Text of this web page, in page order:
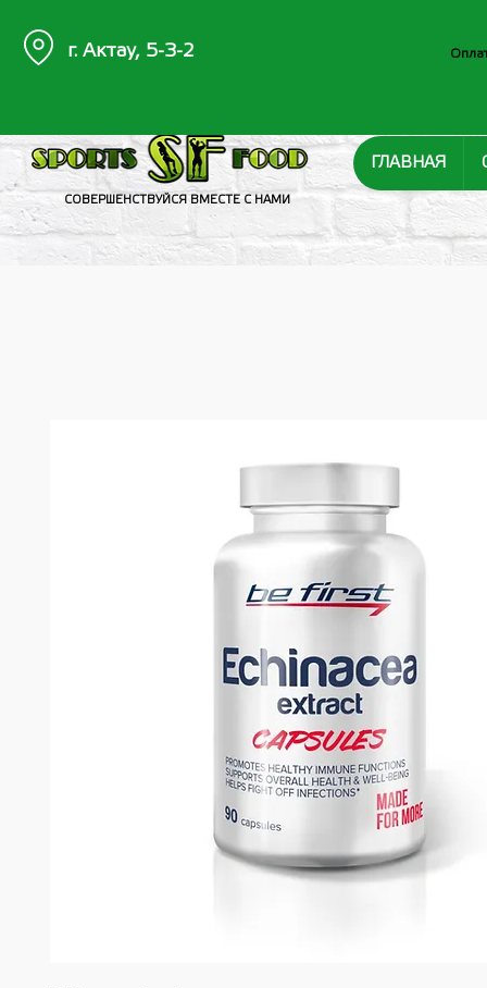
СОВЕРШЕНСТВУЙСЯ ВМЕСТЕ С НАМИ
ГЛАВНАЯ
г. Актау, 5-3-2